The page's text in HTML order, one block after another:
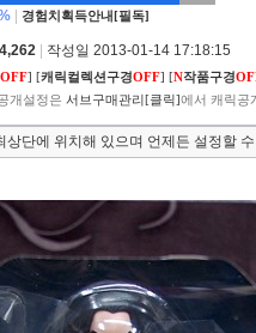
경험치획득안내[필독]
4,262 작성일 2013-01-14 17:18:15
OFF] [캐릭컬렉션구경OFF] [N작품구경
개설정은 서브구매관리[클릭]에서 캐릭공
상단에 위치해 있으며 언제든 설정할